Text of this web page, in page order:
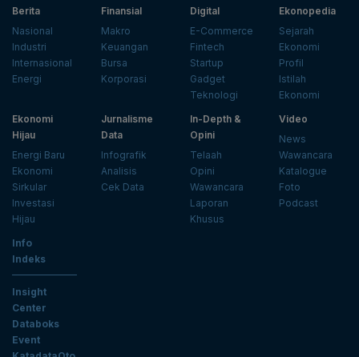
Berita
Nasional
Industri
Internasional
Energi
Finansial
Makro
Keuangan
Bursa
Korporasi
Digital
E-Commerce
Fintech
Startup
Gadget
Teknologi
Ekonopedia
Sejarah
Ekonomi
Profil
Istilah
Ekonomi
Ekonomi
Hijau
Energi Baru
Ekonomi
Sirkular
Investasi
Hijau
Jurnalisme
Data
Infografik
Analisis
Cek Data
In-Depth &
Opini
Telaah
Opini
Wawancara
Laporan
Khusus
Video
News
Wawancara
Katalogue
Foto
Podcast
Info
Indeks
Insight
Center
Databoks
Event